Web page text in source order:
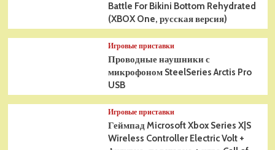
Battle For Bikini Bottom Rehydrated
(XBOX One, русская версия)
Игровые приставки
Проводные наушники с
микрофоном SteelSeries Arctis Pro
USB
Игровые приставки
Геймпад Microsoft Xbox Series X|S
Wireless Controller Electric Volt +